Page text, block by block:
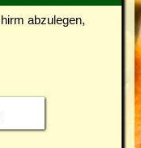
abzulegen,